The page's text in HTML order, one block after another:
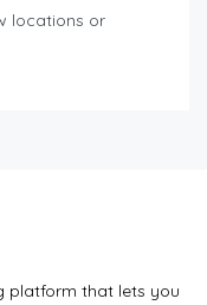
locations or
platform that lets you